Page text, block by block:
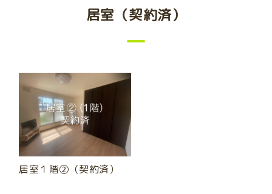
居室（契約済）
居室１階②（契約済）